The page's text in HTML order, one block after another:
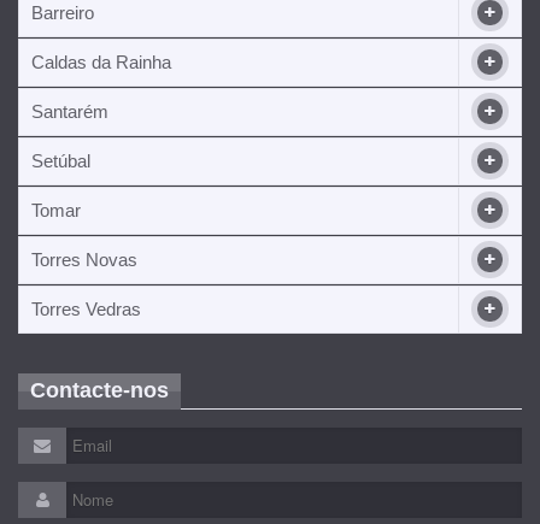
Barreiro
Caldas da Rainha
Santarém
Setúbal
Tomar
Torres Novas
Torres Vedras
Contacte-nos